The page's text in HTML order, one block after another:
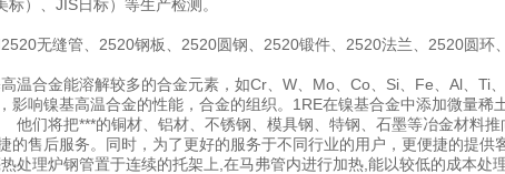
标）、JIS日标）等生产检测。
无缝管、2520钢板、2520圆钢、2520锻件、2520法兰、2520圆环
合金能溶解较多的合金元素，如Cr、W、Mo、Co、Si、Fe、Al、Ti
影响镍基高温合金的性能，合金的组织。1RE在镍基合金中添加微量稀
们将把***的铜材、铝材、不锈钢、模具钢、特钢、石墨等冶金材料推
的售后服务。同时，为了更好的服务于不同行业的用户，更便捷的提供
理炉钢管置于连续的托架上,在马弗管内进行加热,能以较低的成本处